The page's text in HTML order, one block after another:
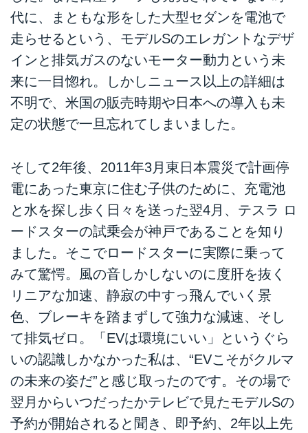
代に、まともな形をした大型セダンを電池で
走らせるという、モデルSのエレガントなデザ
インと排気ガスのないモーター動力という未
来に一目惚れ。しかしニュース以上の詳細は
不明で、米国の販売時期や日本への導入も未
定の状態で一旦忘れてしまいました。
そして2年後、2011年3月東日本震災で計画停
電にあった東京に住む子供のために、充電池
と水を探し歩く日々を送った翌4月、テスラ ロ
ードスターの試乗会が神戸であることを知り
ました。そこでロードスターに実際に乗って
みて驚愕。風の音しかしないのに度肝を抜く
リニアな加速、静寂の中すっ飛んでいく景
色、ブレーキを踏まずして強力な減速、そし
て排気ゼロ。「EVは環境にいい」というぐら
いの認識しかなかった私は、“EVこそがクルマ
の未来の姿だ”と感じ取ったのです。その場で
翌月からいつだったかテレビで見たモデルSの
予約が開始されると聞き、即予約、2年以上先